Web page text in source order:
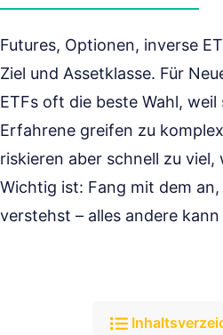
Futures, Optionen, inverse
Ziel und Assetklasse. Für
ETFs oft die beste Wahl,
Erfahrene greifen zu
riskieren aber schnell zu
Wichtig ist: Fang mit dem
verstehst – alles andere